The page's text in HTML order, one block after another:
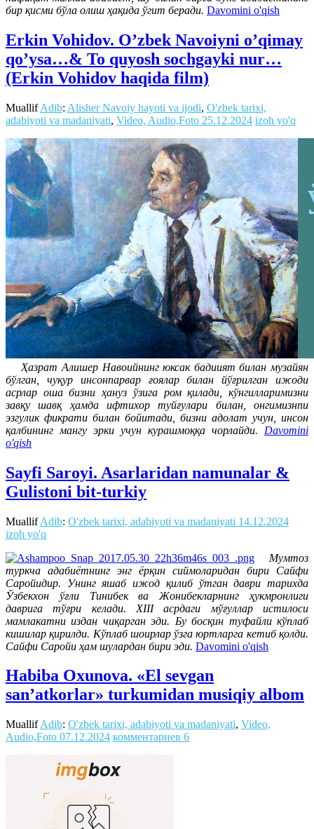
бир қисми бўла олиш ҳақида ўгит беради. Davomini o'qish
Erkin Vohidov. O’zbek Navoiyni o’qimay
qo’ysa…& To quyosh sochgayki nur…
(Erkin Vohidov haqida film)
MuallifAdib: Alisher Navoiy hayoti va ijodi, O'zbek tarixi,
adabiyoti va madaniyati, Video, Audio,Foto 25.12.2024 izoh yo'q
Ҳазрат Алишер Навоийнинг юксак бадиият билан музайян
бўлган, чуқур инсонпарвар ғоялар билан йўғрилган ижоди
асрлар оша бизни ҳануз ўзига ром қилади, кўнгилларимизни
завқу шавқ ҳамда ифтихор туйғулари билан, онгимизнпи
эзгулик фикрати билан бойитади, бизни адолат учун, инсон
қалбининг мангу эрки учун курашмоққа чорлайди. Davomini
o'qish
Sayfi Saroyi. Asarlaridan namunalar &
Gulistoni bit-turkiy
MuallifAdib: O'zbek tarixi, adabiyoti va madaniyati 14.12.2024
izoh yo'q
Мумтоз
туркча адабиётнинг энг ёрқин сиймоларидан бири Сайфи
Саройидир. Унинг яшаб ижод қилиб ўтган даври тарихда
Ўзбекхон ўғли Тинибек ва Жонибекларнинг ҳукмронлиги
даврига тўғри келади. ХIII асрдаги мўғуллар истилоси
мамлакатни издан чиқарган эди. Бу босқин туфайли кўплаб
кишилар қирилди. Кўплаб шоирлар ўзга юртларга кетиб қолди.
Сайфи Саройи ҳам шулардан бири эди. Davomini o'qish
Habiba Oxunova. «El sevgan
san’atkorlar» turkumidan musiqiy albom
MuallifAdib: O'zbek tarixi, adabiyoti va madaniyati, Video,
Audio,Foto 07.12.2024 комментариев 6